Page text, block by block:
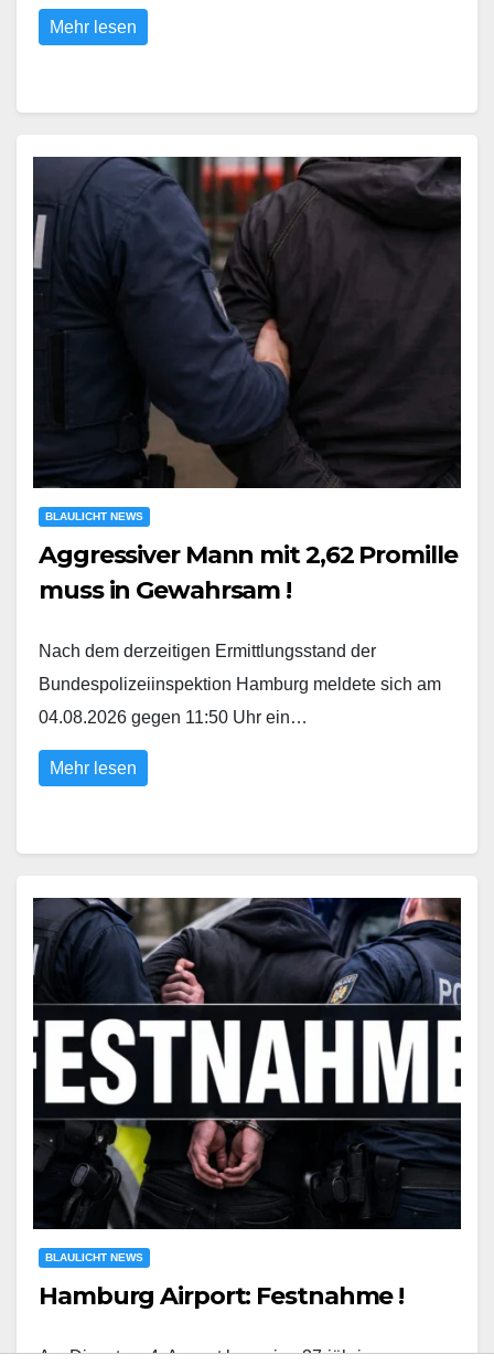
Mehr lesen
BLAULICHT NEWS
Aggressiver Mann mit 2,62 Promille
muss in Gewahrsam !
Nach dem derzeitigen Ermittlungsstand der
Bundespolizeiinspektion Hamburg meldete sich am
04.08.2026 gegen 11:50 Uhr ein…
Mehr lesen
BLAULICHT NEWS
Hamburg Airport: Festnahme !
Am Dienstag, 4. August kam eine 37-jährige